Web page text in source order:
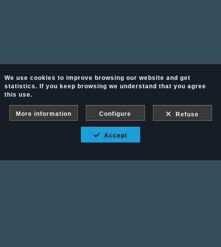
We use cookies to improve browsing our website and get
statistics. If you keep browsing we understand that you agree
this use.
More information Configure Refuse
Accept